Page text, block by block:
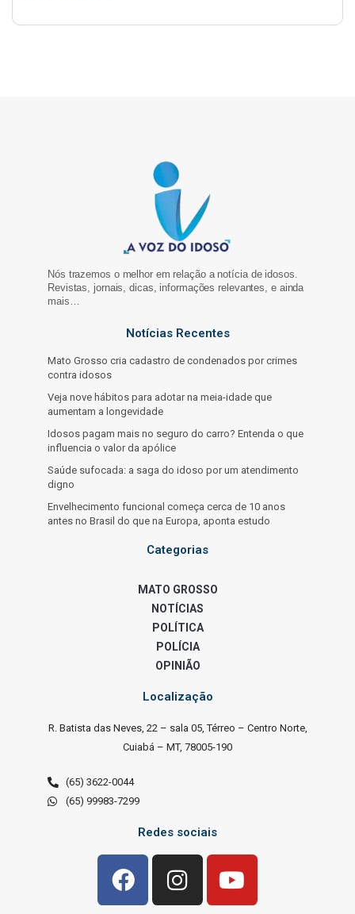
Nós trazemos o melhor em relação a notícia de idosos.
Revistas, jornais, dicas, informações relevantes, e ainda
mais…
Notícias Recentes
Mato Grosso cria cadastro de condenados por crimes
contra idosos
Veja nove hábitos para adotar na meia-idade que
aumentam a longevidade
Idosos pagam mais no seguro do carro? Entenda o que
influencia o valor da apólice
Saúde sufocada: a saga do idoso por um atendimento
digno
Envelhecimento funcional começa cerca de 10 anos
antes no Brasil do que na Europa, aponta estudo
Categorias
MATO GROSSO
NOTÍCIAS
POLÍTICA
POLÍCIA
OPINIÃO
Localização
R. Batista das Neves, 22 – sala 05, Térreo – Centro Norte,
Cuiabá – MT, 78005-190
(65) 3622-0044
(65) 99983-7299
Redes sociais